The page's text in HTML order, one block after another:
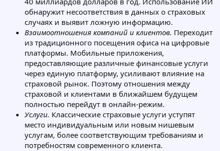
обнаружит несоответствия в данных о страховых
случаях и выявит ложную информацию.
Взаимоотношения компаний и клиентов. Переходит
из традиционного посещения офиса на цифровые
платформы. Мобильные приложения,
предоставляющие различные финансовые услуги
через единую платформу, усиливают влияние на
страховой рынок. Поэтому отношения между
страховой и клиентами в ближайшем будущем
полностью перейдут в онлайн-режим.
Услуги. Классические страховые услуги уступят
место индивидуальным или новым нишевым
услугам, более соответствующим требованиям и
потребностям современного клиента.